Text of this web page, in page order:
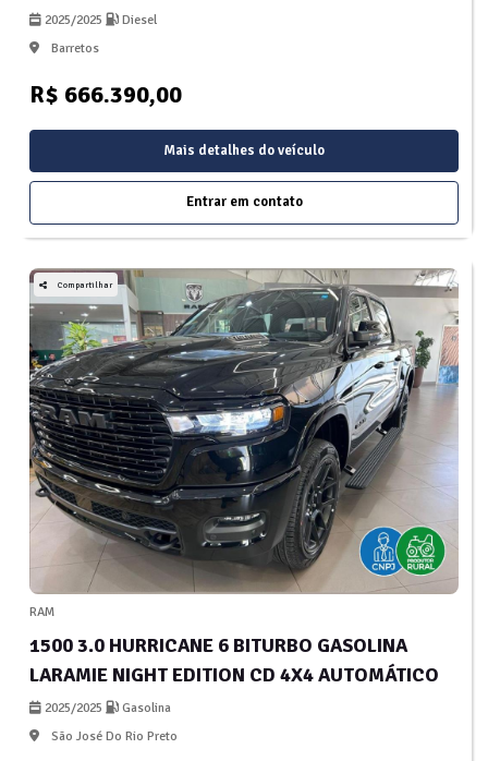
2025/2025
Diesel
Barretos
R$ 666.390,00
Mais detalhes do veículo
Entrar em contato
Compartilhar
RAM
1500 3.0 HURRICANE 6 BITURBO GASOLINA
LARAMIE NIGHT EDITION CD 4X4 AUTOMÁTICO
2025/2025
Gasolina
São José Do Rio Preto